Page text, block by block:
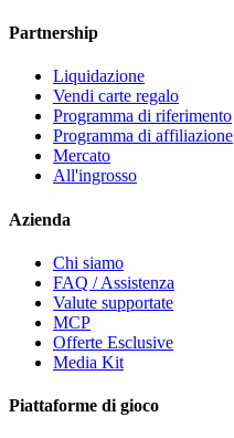
Partnership
Liquidazione
Vendi carte regalo
Programma di riferimento
Programma di affiliazione
Mercato
All'ingrosso
Azienda
Chi siamo
FAQ / Assistenza
Valute supportate
MCP
Offerte Esclusive
Media Kit
Piattaforme di gioco